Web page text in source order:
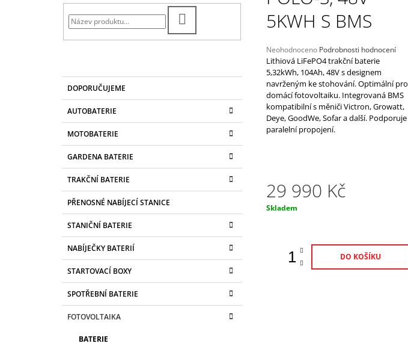
kategorie
K
T
G
O
R
E
DOPORUČUJEME
AUTOBATERIE
MOTOBATERIE
GARDENA BATERIE
TRAKČNÍ BATERIE
PŘENOSNÉ NABÍJECÍ STANICE
STANIČNÍ BATERIE
NABÍJEČKY BATERIÍ
STARTOVACÍ BOXY
SPOTŘEBNÍ BATERIE
FOTOVOLTAIKA
BATERIE
5KWH S BMS
Průměrné
hodnocení
produktu
je
0,0
z
5
hvězdiček.
Neohodnoceno Podrobnosti hodnocení
Lithiová LiFePO4 trakční baterie
5,32kWh, 104Ah, 48V s designem
navrženým ke stohování. Optimální pro
domácí fotovoltaiku. Integrovaná BMS
kompatibilní s měniči Victron, Growatt,
Deye, GoodWe, Sofar a další. Podporuje
paralelní propojení.
29 990 Kč
Měrná
Skladem
DO KOŠÍKU
299 Kč
1 975 Kč